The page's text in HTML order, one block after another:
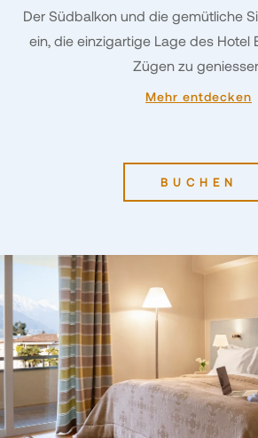
Der Südbalkon und die gemütliche
ein, die einzigartige Lage des Hotel
Zügen zu
Mehr entdecken
BUCHEN